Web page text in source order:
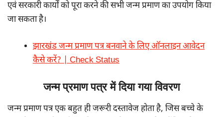
एवं सरकारी कार्यों को पूरा करने की सभी जन्म प्रमाण का उपयोग किया
जा सकता है।
झारखंड जन्म प्रमाण पत्र बनवाने के लिए ऑनलाइन आवेदन
कैसे करें? | Check Status
जन्म प्रमाण पत्र में दिया गया विवरण
जन्म प्रमाण पत्र एक बहुत ही जरूरी दस्तावेज होता है, जिस बच्चे के